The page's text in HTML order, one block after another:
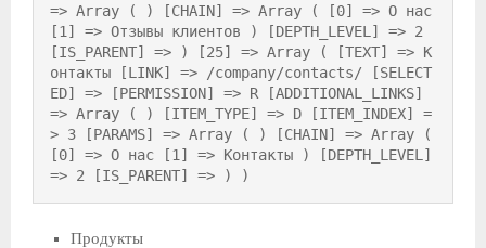
=> Array ( ) [CHAIN] => Array ( [0] => О нас
[1] => Отзывы клиентов ) [DEPTH_LEVEL] => 2
[IS_PARENT] => ) [25] => Array ( [TEXT] => К
онтакты [LINK] => /company/contacts/ [SELECT
ED] => [PERMISSION] => R [ADDITIONAL_LINKS]
=> Array ( ) [ITEM_TYPE] => D [ITEM_INDEX] =
> 3 [PARAMS] => Array ( ) [CHAIN] => Array (
[0] => О нас [1] => Контакты ) [DEPTH_LEVEL]
=> 2 [IS_PARENT] => ) )
Продукты